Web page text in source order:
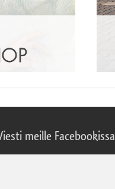
meille Facebookissa